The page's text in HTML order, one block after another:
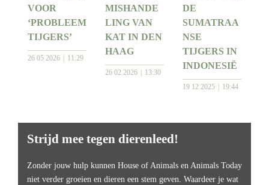
VOOR
‘PROBLEEM
TIJGERS’
26 05 2026 11:29
MISHANDE
LING VAN
KAT IN DEN
HAAG
26 02 2026 13:30
DE
SUMATRAA
NSE
TIJGERS IN
INDONESIË
19 12 2025 19:44
Strijd mee tegen dierenleed!
Zonder jouw hulp kunnen House of Animals en Animals Today
niet verder groeien en dieren een stem geven. Waardeer je wat